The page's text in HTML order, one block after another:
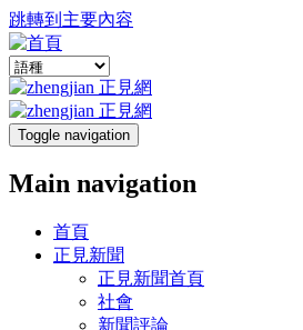
跳轉到主要內容
Toggle navigation
Main navigation
首頁
正見新聞
正見新聞首頁
社會
新聞評論